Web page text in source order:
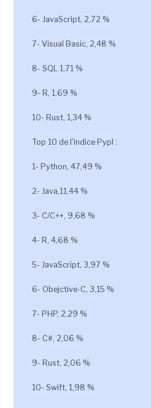
6- JavaScript, 2,72 %
7- Visual Basic, 2,48 %
8- SQL 1,71 %
9- R, 1,69 %
10- Rust, 1,34 %
Top 10 de l'indice Pypl :
1- Python, 47,49 %
2- Java,11,44 %
3- C/C++, 9,68 %
4- R, 4,68 %
5- JavaScript, 3,97 %
6- Obejctive-C, 3,15 %
7- PHP, 2,29 %
8- C#, 2,06 %
9- Rust, 2,06 %
10- Swift, 1,98 %